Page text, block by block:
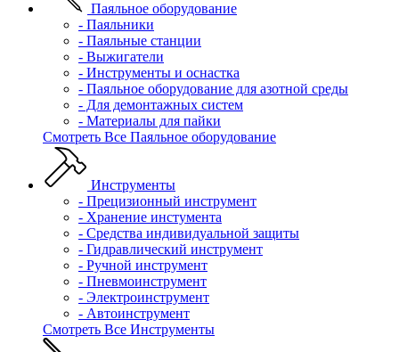
Паяльное оборудование
- Паяльники
- Паяльные станции
- Выжигатели
- Инструменты и оснастка
- Паяльное оборудование для азотной среды
- Для демонтажных систем
- Материалы для пайки
Смотреть Все Паяльное оборудование
Инструменты
- Прецизионный инструмент
- Хранение инстумента
- Средства индивидуальной защиты
- Гидравлический инструмент
- Ручной инструмент
- Пневмоинструмент
- Электроинструмент
- Автоинструмент
Смотреть Все Инструменты